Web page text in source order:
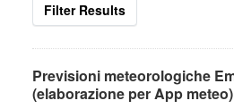
Filter Results
Previsioni meteorologiche
(elaborazione per App meteo)